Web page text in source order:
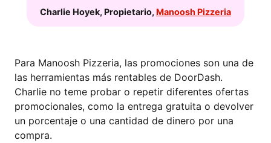
Charlie Hoyek, Propietario, Manoosh Pizzeria
Para Manoosh Pizzeria, las promociones son una de
las herramientas más rentables de DoorDash.
Charlie no teme probar o repetir diferentes ofertas
promocionales, como la entrega gratuita o devolver
un porcentaje o una cantidad de dinero por una
compra.